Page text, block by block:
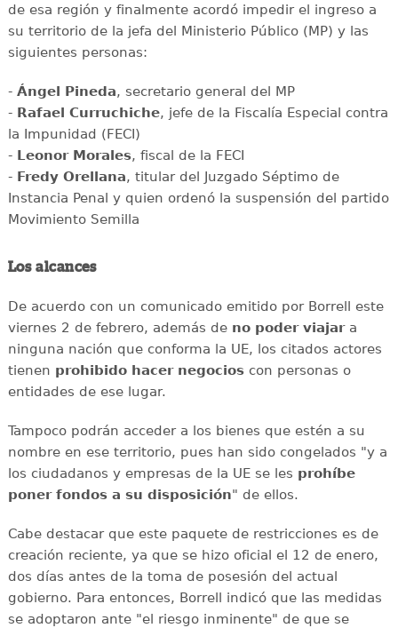
de esa región y finalmente acordó impedir el ingreso a
su territorio de la jefa del Ministerio Público (MP) y las
siguientes personas:
- Ángel Pineda, secretario general del MP
- Rafael Curruchiche, jefe de la Fiscalía Especial contra
la Impunidad (FECI)
- Leonor Morales, fiscal de la FECI
- Fredy Orellana, titular del Juzgado Séptimo de
Instancia Penal y quien ordenó la suspensión del partido
Movimiento Semilla
Los alcances
De acuerdo con un comunicado emitido por Borrell este
viernes 2 de febrero, además deno poder viajara
ninguna nación que conforma la UE, los citados actores
tienen prohibido hacer negocioscon personas o
entidades de ese lugar.
Tampoco podrán acceder a los bienes que estén a su
nombre en ese territorio, pues han sido congelados "y a
los ciudadanos y empresas de la UE se les prohíbe
poner fondos a su disposición" de ellos.
Cabe destacar que este paquete de restricciones es de
creación reciente, ya que se hizo oficial el 12 de enero,
dos días antes de la toma de posesión del actual
gobierno. Para entonces, Borrell indicó que las medidas
se adoptaron ante "el riesgo inminente" de que se